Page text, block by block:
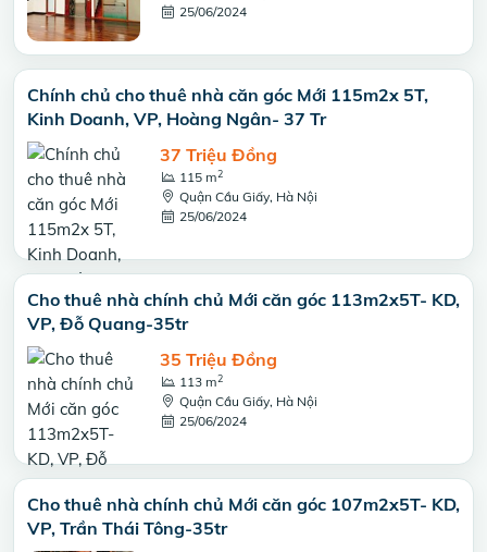
25/06/2024
Chính chủ cho thuê nhà căn góc Mới 115m2x 5T,
Kinh Doanh, VP, Hoàng Ngân- 37 Tr
37 Triệu Đồng
115 m2
Quận Cầu Giấy, Hà Nội
25/06/2024
Cho thuê nhà chính chủ Mới căn góc 113m2x5T- KD,
VP, Đỗ Quang-35tr
35 Triệu Đồng
113 m2
Quận Cầu Giấy, Hà Nội
25/06/2024
Cho thuê nhà chính chủ Mới căn góc 107m2x5T- KD,
VP, Trần Thái Tông-35tr